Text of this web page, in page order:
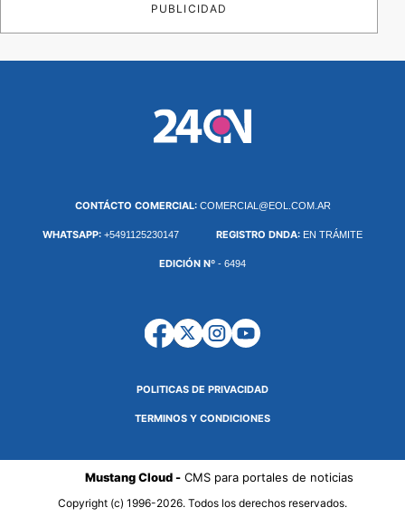
PUBLICIDAD
CONTÁCTO COMERCIAL: COMERCIAL@EOL.COM.AR
WHATSAPP: +5491125230147 REGISTRO DNDA: EN TRÁMITE
EDICIÓN Nº - 6494
POLITICAS DE PRIVACIDAD
TERMINOS Y CONDICIONES
Mustang Cloud -CMS para portales de noticias
Copyright (c) 1996-2026. Todos los derechos reservados.